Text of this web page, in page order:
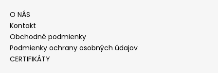
O NÁS
Kontakt
Obchodné podmienky
Podmienky ochrany osobných údajov
CERTIFIKÁTY